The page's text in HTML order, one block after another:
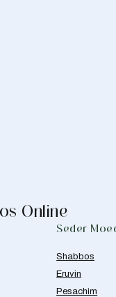
Online
Seder
Shabbos
Eruvin
Pesachim